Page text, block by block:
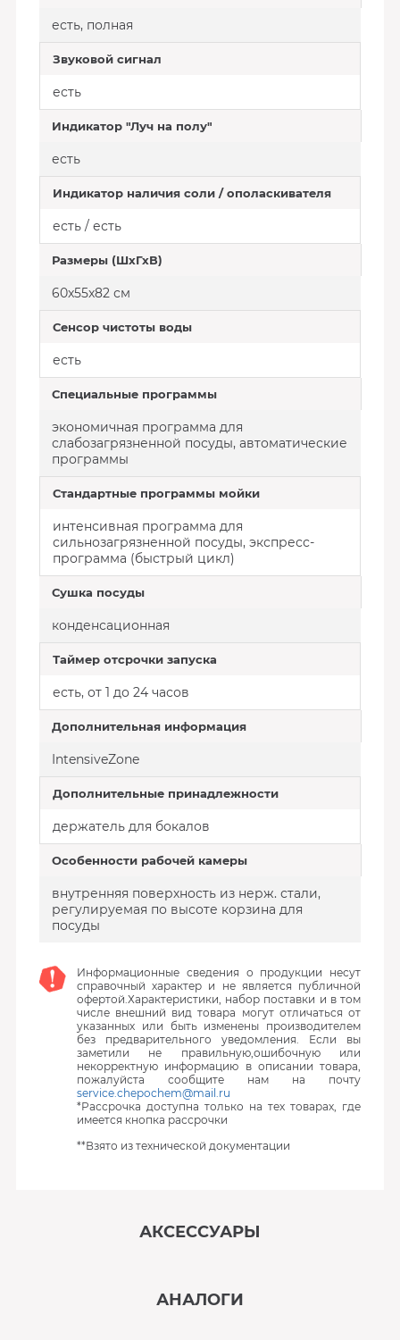
есть, полная
Звуковой сигнал
есть
Индикатор "Луч на полу"
есть
Индикатор наличия соли / ополаскивателя
есть / есть
Размеры (ШхГхВ)
60x55x82 см
Сенсор чистоты воды
есть
Специальные программы
экономичная программа для
слабозагрязненной посуды, автоматические
программы
Стандартные программы мойки
интенсивная программа для
сильнозагрязненной посуды, экспресс-
программа (быстрый цикл)
Сушка посуды
конденсационная
Таймер отсрочки запуска
есть, от 1 до 24 часов
Дополнительная информация
IntensiveZone
Дополнительные принадлежности
держатель для бокалов
Особенности рабочей камеры
внутренняя поверхность из нерж. стали,
регулируемая по высоте корзина для
посуды
Информационные сведения о продукции несут
справочный характер и не является публичной
офертой.Характеристики, набор поставки и в том
числе внешний вид товара могут отличаться от
указанных или быть изменены производителем
без предварительного уведомления. Если вы
заметили не правильную,ошибочную или
некорректную информацию в описании товара,
пожалуйста сообщите нам на почту
service.chepochem@mail.ru
*Рассрочка доступна только на тех товарах, где
имеется кнопка рассрочки
**Взято из технической документации
АКСЕССУАРЫ
АНАЛОГИ